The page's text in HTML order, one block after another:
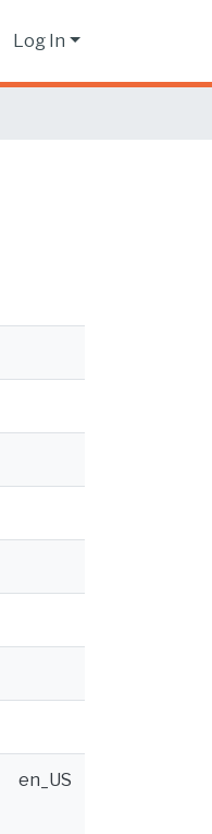
Log In
en_US